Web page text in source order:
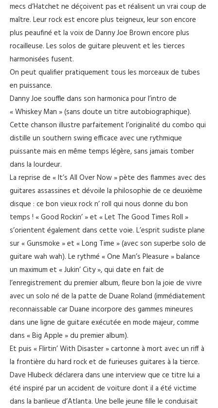
mecs d’Hatchet ne déçoivent pas et réalisent un vrai coup de
maître. Leur rock est encore plus teigneux, leur son encore
plus peaufiné et la voix de Danny Joe Brown encore plus
rocailleuse. Les solos de guitare pleuvent et les tierces
harmonisées fusent.
On peut qualifier pratiquement tous les morceaux de tubes
en puissance.
Danny Joe souffle dans son harmonica pour l’intro de
« Whiskey Man » (sans doute un titre autobiographique).
Cette chanson illustre parfaitement l’originalité du combo qui
distille un southern swing efficace avec une rythmique
puissante mais en même temps légère, sans jamais tomber
dans la lourdeur.
La reprise de « It’s All Over Now » pète des flammes avec des
guitares assassines et dévoile la philosophie de ce deuxième
disque : ce bon vieux rock n’ roll qui nous donne du bon
temps ! « Good Rockin’ » et « Let The Good Times Roll »
s’orientent également dans cette voie. L’esprit sudiste plane
sur « Gunsmoke » et « Long Time » (avec son superbe solo de
guitare wah wah). Le rythmé « One Man’s Pleasure » balance
un maximum et « Jukin’ City », qui date en fait de
l’enregistrement du premier album, fleure bon la joie de vivre
avec un solo né de la patte de Duane Roland (immédiatement
reconnaissable car Duane incorpore des gammes mineures
dans une ligne de guitare exécutée en mode majeur, comme
dans « Big Apple » du premier album).
Et puis « Flirtin’ With Disaster » cartonne à mort avec un riff à
la frontière du hard rock et de furieuses guitares à la tierce.
Dave Hlubeck déclarera dans une interview que ce titre lui a
été inspiré par un accident de voiture dont il a été victime
dans la banlieue d’Atlanta. Une belle jeune fille le conduisait